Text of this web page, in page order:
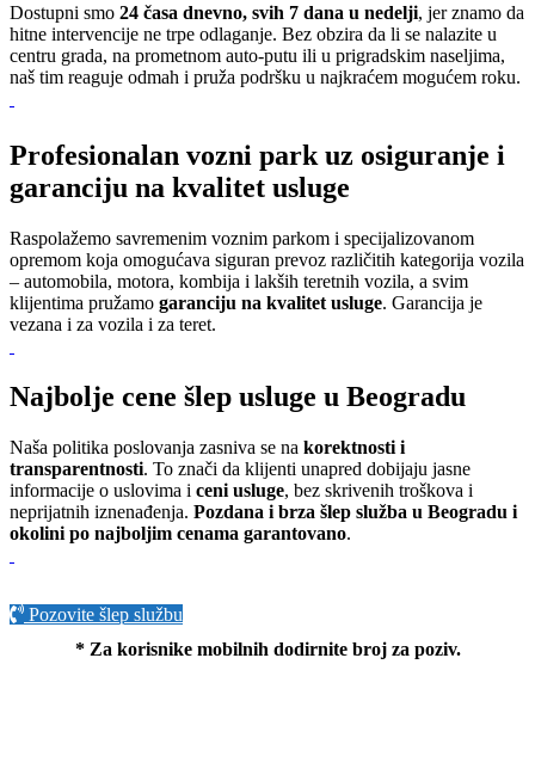
Dostupni smo 24 časa dnevno, svih 7 dana u nedelji, jer znamo da
hitne intervencije ne trpe odlaganje. Bez obzira da li se nalazite u
centru grada, na prometnom auto-putu ili u prigradskim naseljima,
naš tim reaguje odmah i pruža podršku u najkraćem mogućem roku.
Profesionalan vozni park uz osiguranje i
garanciju na kvalitet usluge
Raspolažemo savremenim voznim parkom i specijalizovanom
opremom koja omogućava siguran prevoz različitih kategorija vozila
– automobila, motora, kombija i lakših teretnih vozila, a svim
klijentima pružamo garanciju na kvalitet usluge. Garancija je
vezana i za vozila i za teret.
Najbolje cene šlep usluge u Beogradu
Naša politika poslovanja zasniva se na korektnosti i
transparentnosti. To znači da klijenti unapred dobijaju jasne
informacije o uslovima i ceni usluge, bez skrivenih troškova i
neprijatnih iznenađenja. Pozdana i brza šlep služba u Beogradu i
okolini po najboljim cenama garantovano.
Pozovite šlep službu
* Za korisnike mobilnih dodirnite broj za poziv.